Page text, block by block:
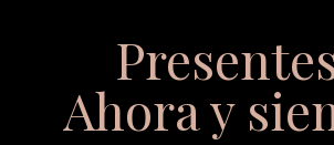
Ahora y